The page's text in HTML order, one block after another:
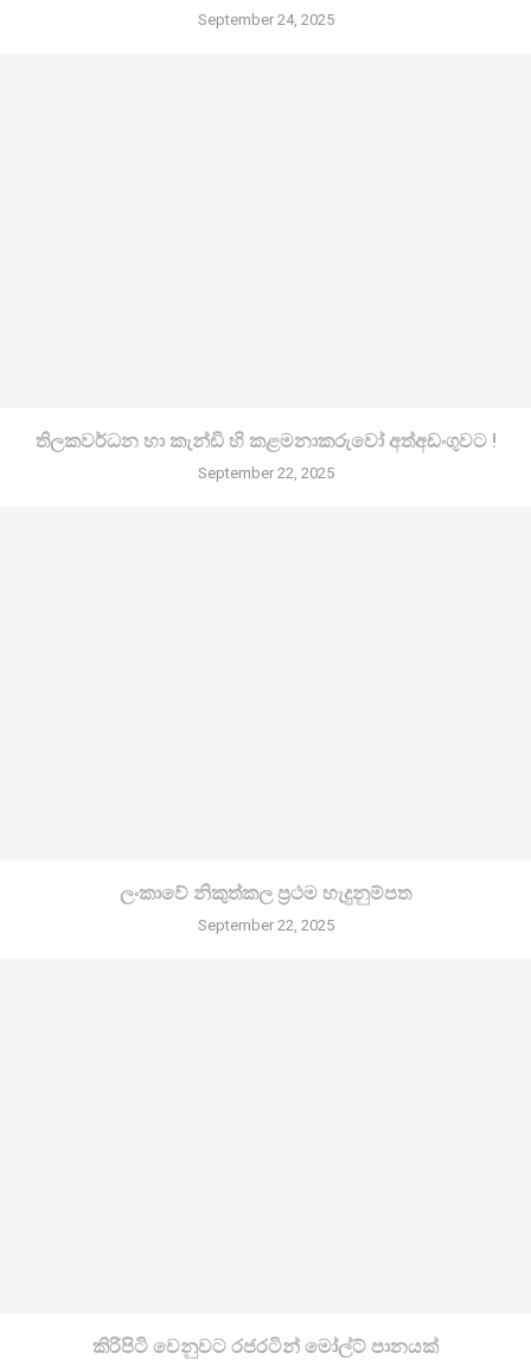
September 24, 2025
තිලකවර්ධන හා කැන්ඩි හි කළමනාකරුවෝ අත්අඩංගුවට !
September 22, 2025
ලංකාවේ නිකුත්කල ප්‍රථම හැදුනුම්පත
September 22, 2025
කිරි­පිටි වෙනු­වට රජ­ර­ටින් මෝල්ට් පානයක්